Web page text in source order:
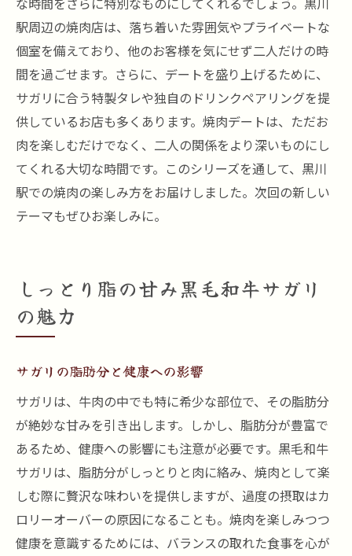
駅周辺の焼肉店は、落ち着いた雰囲気やプライベートな
個室を備えており、他のお客様を気にせず二人だけの時
間を過ごせます。さらに、デートを盛り上げるために、
サガリに合う特製タレや独自のドリンクペアリングを提
供しているお店も多くあります。焼肉デートは、ただお
肉を楽しむだけでなく、二人の関係をより深いものにし
てくれる大切な時間です。このシリーズを通して、黒川
駅での焼肉の楽しみ方をお届けしました。次回の新しい
テーマもぜひお楽しみに。
しっとり脂の甘み黒毛和牛サガリ
の魅力
サガリの脂肪分と健康への影響
サガリは、牛肉の中でも特に希少な部位で、その脂肪分
が絶妙な甘みを引き出します。しかし、脂肪分が豊富で
あるため、健康への影響にも注意が必要です。黒毛和牛
サガリは、脂肪分がしっとりと肉に絡み、焼肉として楽
しむ際に贅沢な味わいを提供しますが、過度の摂取はカ
ロリーオーバーの原因になることも。焼肉を楽しみつつ
健康を意識するためには、バランスの取れた食事を心が